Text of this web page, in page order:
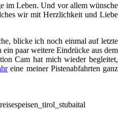
im Leben. Und vor allem wünsche
wir mit Herzlichkeit und Liebe
blicke ich noch einmal auf letzte
paar weitere Eindrücke aus dem
Cam hat mich wieder begleitet,
eine meiner Pistenabfahrten ganz